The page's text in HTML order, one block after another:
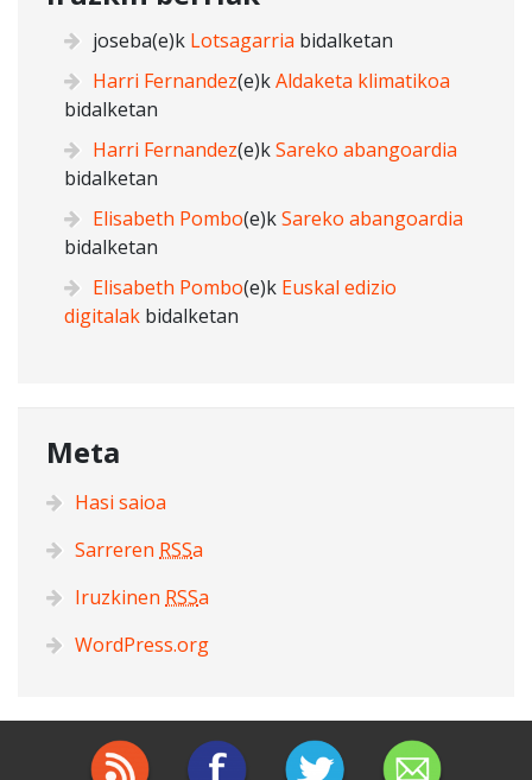
joseba(e)k Lotsagarria bidalketan
Harri Fernandez(e)kAldaketa klimatikoa
bidalketan
Harri Fernandez(e)kSareko abangoardia
bidalketan
Elisabeth Pombo(e)kSareko abangoardia
bidalketan
Elisabeth Pombo(e)k Euskal edizio
digitalak bidalketan
Meta
Hasi saioa
Sarreren RSSa
Iruzkinen RSSa
WordPress.org